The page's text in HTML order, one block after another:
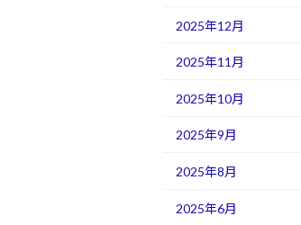
2025年12月
2025年11月
2025年10月
2025年9月
2025年8月
2025年6月